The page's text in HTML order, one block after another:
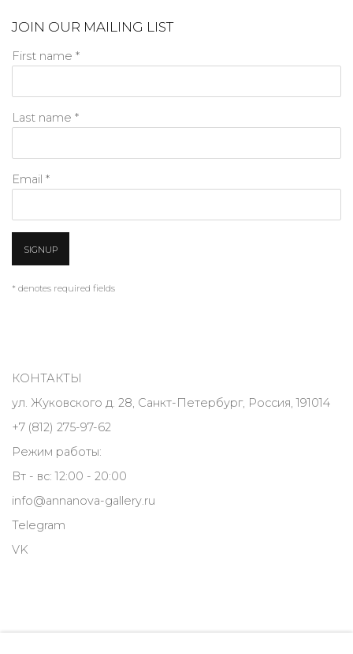
JOIN OUR MAILING LIST
First name *
Last name *
Email *
SIGNUP
* denotes required fields
КОНТАКТЫ
ул. Жуковского д. 28, Санкт-Петербург, Россия, 191014
+7 (812) 275-97-62
Режим работы:
Вт - вс: 12:00 - 20:00
info@annanova-gallery.ru
Telegram
VK